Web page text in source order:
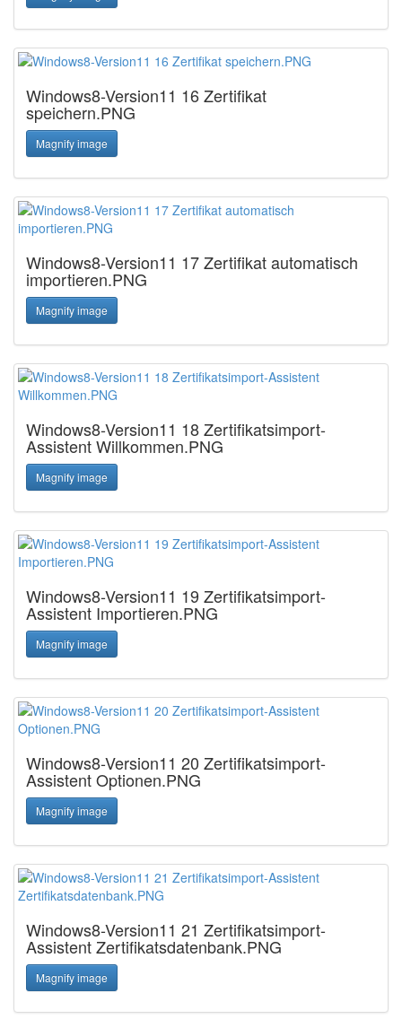
Windows8-Version11 16 Zertifikat
speichern.PNG
Magnify image
Windows8-Version11 17 Zertifikat automatisch
importieren.PNG
Magnify image
Windows8-Version11 18 Zertifikatsimport-
Assistent Willkommen.PNG
Magnify image
Windows8-Version11 19 Zertifikatsimport-
Assistent Importieren.PNG
Magnify image
Windows8-Version11 20 Zertifikatsimport-
Assistent Optionen.PNG
Magnify image
Windows8-Version11 21 Zertifikatsimport-
Assistent Zertifikatsdatenbank.PNG
Magnify image